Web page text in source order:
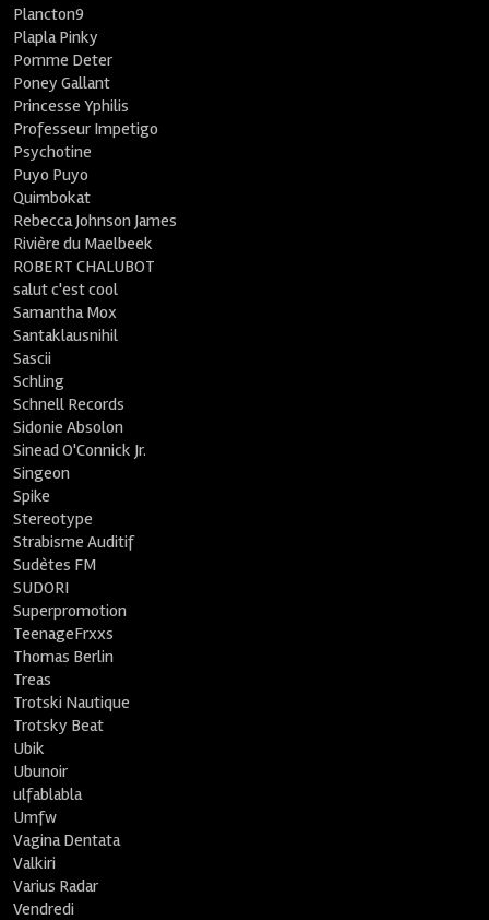
Plancton9
Plapla Pinky
Pomme Deter
Poney Gallant
Princesse Yphilis
Professeur Impetigo
Psychotine
Puyo Puyo
Quimbokat
Rebecca Johnson James
Rivière du Maelbeek
ROBERT CHALUBOT
salut c'est cool
Samantha Mox
Santaklausnihil
Sascii
Schling
Schnell Records
Sidonie Absolon
Sinead O'Connick Jr.
Singeon
Spike
Stereotype
Strabisme Auditif
Sudètes FM
SUDORI
Superpromotion
TeenageFrxxs
Thomas Berlin
Treas
Trotski Nautique
Trotsky Beat
Ubik
Ubunoir
ulfablabla
Umfw
Vagina Dentata
Valkiri
Varius Radar
Vendredi